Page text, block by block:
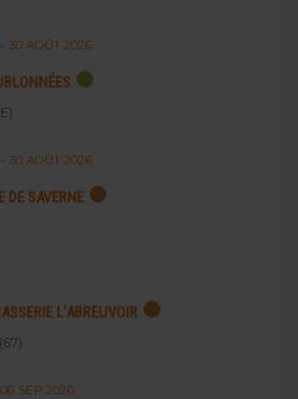
30 AOÛT 2026
30 AOÛT 2026
DE SAVERNE
L’ABREUVOIR
SEP 2026